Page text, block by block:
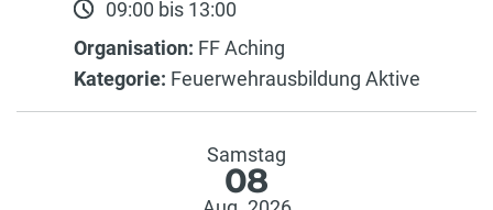
09:00 bis 13:00
Organisation: FF Aching
Kategorie: Feuerwehrausbildung Aktive
Samstag
08